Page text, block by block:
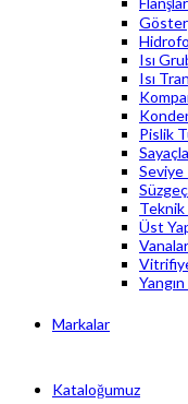
Isı
Isı
Pislik
Seviye
Üst
Vanalar
Markalar
Kataloğumuz